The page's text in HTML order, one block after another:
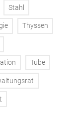
Stahl
Thyssen
Tube